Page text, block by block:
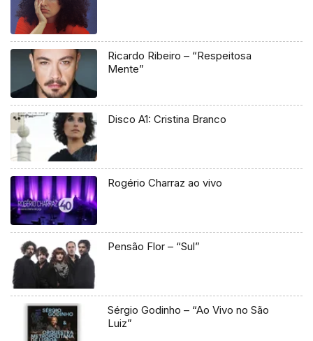
Ricardo Ribeiro – “Respeitosa
Mente”
Disco A1: Cristina Branco
Rogério Charraz ao vivo
Pensão Flor – “Sul”
Sérgio Godinho – “Ao Vivo no São
Luiz”